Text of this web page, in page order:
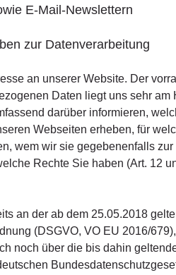
E-Mail-Newslettern
zur Datenverarbeitung
an unserer Website. Der
Daten liegt uns sehr am
darüber informieren,
Webseiten erheben, für
wem wir sie gegebenenfalls zur
Rechte Sie haben (Art. 12
an der ab dem 25.05.2018
(DSGVO, VO EU 2016/679),
noch über die bis dahin